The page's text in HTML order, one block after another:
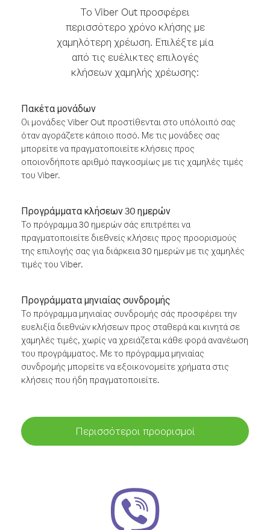
Το Viber Out προσφέρει
περισσότερο χρόνο κλήσης με
χαμηλότερη χρέωση. Επιλέξτε μία
από τις ευέλικτες επιλογές
κλήσεων χαμηλής χρέωσης:
Πακέτα μονάδων
Οι μονάδες Viber Out προστίθενται στο υπόλοιπό σας
όταν αγοράζετε κάποιο ποσό. Με τις μονάδες σας
μπορείτε να πραγματοποιείτε κλήσεις προς
οποιονδήποτε αριθμό παγκοσμίως με τις χαμηλές τιμές
του Viber.
Προγράμματα κλήσεων 30 ημερών
Το πρόγραμμα 30 ημερών σάς επιτρέπει να
πραγματοποιείτε διεθνείς κλήσεις προς προορισμούς
της επιλογής σας για διάρκεια 30 ημερών με τις χαμηλές
τιμές του Viber.
Προγράμματα μηνιαίας συνδρομής
Το πρόγραμμα μηνιαίας συνδρομής σάς προσφέρει την
ευελιξία διεθνών κλήσεων προς σταθερά και κινητά σε
χαμηλές τιμές, χωρίς να χρειάζεται κάθε φορά ανανέωση
του προγράμματος. Με το πρόγραμμα μηνιαίας
συνδρομής μπορείτε να εξοικονομείτε χρήματα στις
κλήσεις που ήδη πραγματοποιείτε.
Περισσότεροι προορισμοί